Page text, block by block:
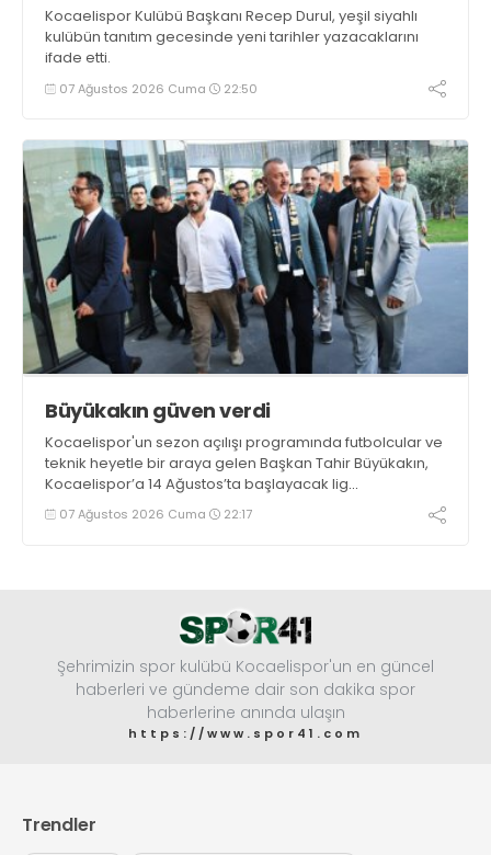
Kocaelispor Kulübü Başkanı Recep Durul, yeşil siyahlı
kulübün tanıtım gecesinde yeni tarihler yazacaklarını
ifade etti.
07 Ağustos 2026 Cuma 22:50
Büyükakın güven verdi
Kocaelispor'un sezon açılışı programında futbolcular ve
teknik heyetle bir araya gelen Başkan Tahir Büyükakın,
Kocaelispor’a 14 Ağustos’ta başlayacak lig
maratonunda başarılar diledi ve “Yanınızdayım” dedi.
07 Ağustos 2026 Cuma 22:17
Şehrimizin spor kulübü Kocaelispor'un en güncel
haberleri ve gündeme dair son dakika spor
haberlerine anında ulaşın
https://www.spor41.com
Trendler